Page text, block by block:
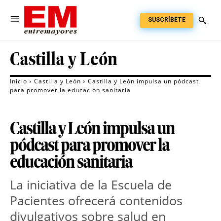
SUSCRÍBETE
Castilla y León
Inicio Castilla y León
Castilla y León impulsa un pódcast
para promover la educación sanitaria
Castilla y León impulsa un
pódcast para promover la
educación sanitaria
La iniciativa de la Escuela de
Pacientes ofrecerá contenidos
divulgativos sobre salud en